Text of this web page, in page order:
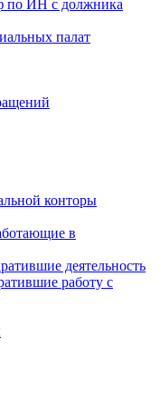
по ИН с должника
палат
конторы
в
деятельность
работу с